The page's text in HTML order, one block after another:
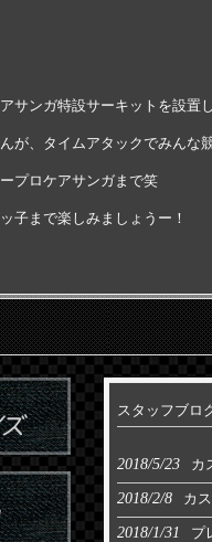
サンガ特設サーキットを設置
が、タイムアタックでみんな
プロケアサンガまで笑
子まで楽しみましょうー！
スタッフブロ
2018/5/23 カ
2018/2/8 カ
2018/1/31 プ